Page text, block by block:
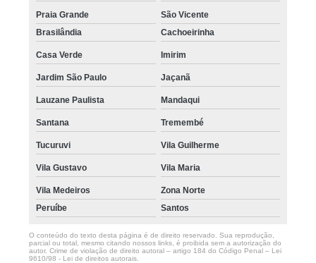
Praia Grande
São Vicente
Brasilândia
Cachoeirinha
Casa Verde Imirim
Jardim São Paulo Jaçanã
Lauzane Paulista Mandaqui
Santana Tremembé
Tucuruvi Vila Guilherme
Vila Gustavo Vila Maria
Vila Medeiros
Zona Norte
Peruíbe
Santos
O conteúdo do texto desta página é de direito reservado. Sua reprodução,
parcial ou total, mesmo citando nossos links, é proibida sem a autorização do
autor. Crime de violação de direito autoral – artigo 184 do Código Penal – Lei
9610/98 - Lei de direitos autorais